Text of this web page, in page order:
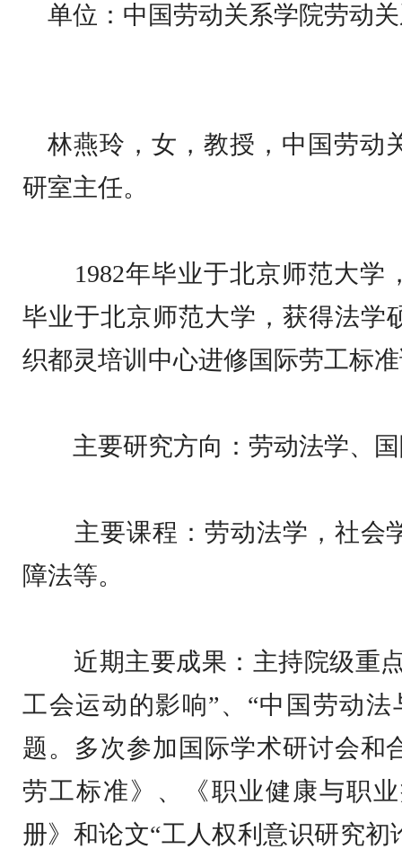
单位：中国劳动关系学院劳动
林燕玲，女，教授，中国劳动
研室主任。
1982年毕业于北京师范大学
毕业于北京师范大学，获得法学
织都灵培训中心进修国际劳工标
主要研究方向：劳动法学、国
主要课程：劳动法学，社会
障法等。
近期主要成果：主持院级重点
工会运动的影响”、“中国劳动
题。多次参加国际学术研讨会和
劳工标准》、《职业健康与职
册》和论文“工人权利意识研究初